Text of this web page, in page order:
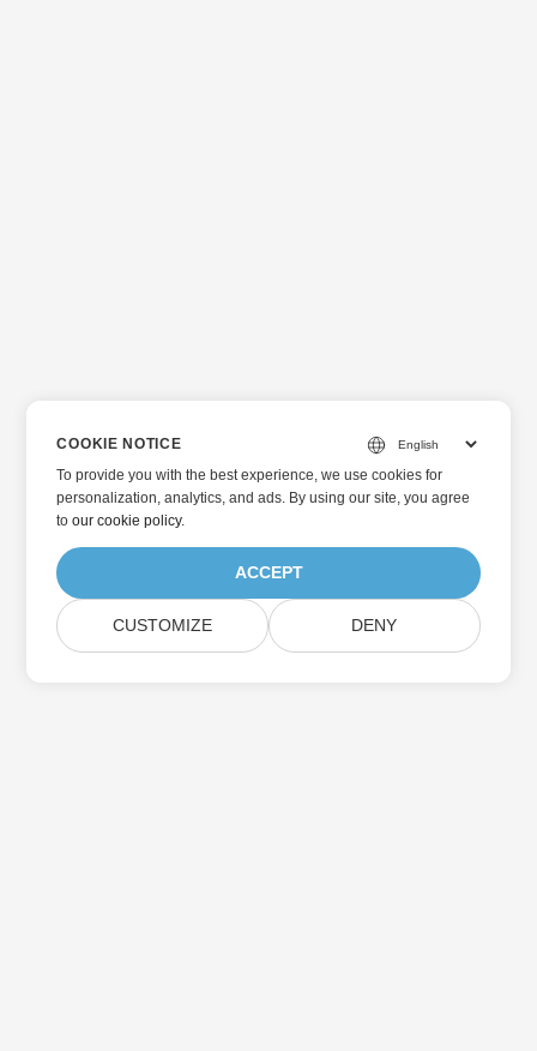
COOKIE NOTICE
To provide you with the best experience, we use cookies for
personalization, analytics, and ads. By using our site, you agree
toour cookie policy.
ACCEPT
CUSTOMIZE DENY